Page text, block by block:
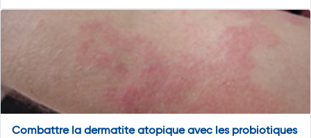
Combattre la dermatite atopique avec les probiotiques